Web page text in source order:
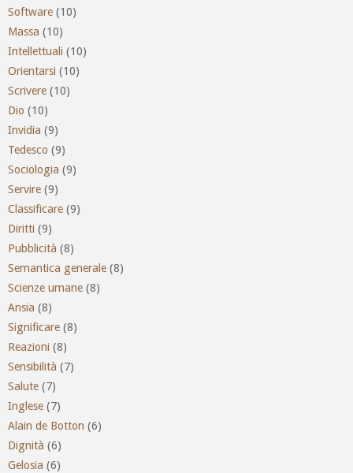
Software (10)
Massa (10)
Intellettuali (10)
Orientarsi (10)
Scrivere (10)
Dio (10)
Invidia (9)
Tedesco (9)
Sociologia (9)
Servire (9)
Classificare (9)
Diritti (9)
Pubblicità (8)
Semantica generale (8)
Scienze umane (8)
Ansia (8)
Significare (8)
Reazioni (8)
Sensibilità (7)
Salute (7)
Inglese (7)
Alain de Botton (6)
Dignità (6)
Gelosia (6)